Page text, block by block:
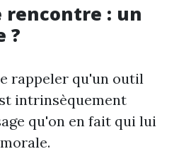
rencontre : un
?
rappeler qu'un outil
intrinsèquement
qu'on en fait qui lui